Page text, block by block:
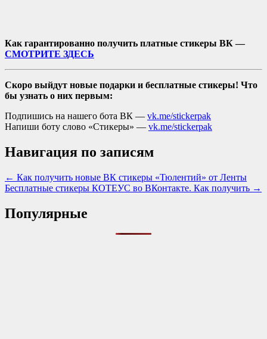
Как гарантированно получить платные стикеры ВК —
СМОТРИТЕ ЗДЕСЬ
Скоро выйдут новые подарки и бесплатные стикеры! Что
бы узнать о них первым:
Подпишись на нашего бота ВК — vk.me/stickerpak
Напиши боту слово «Стикеры» — vk.me/stickerpak
Навигация по записям
← Как получить новые ВК стикеры «Тюлентий» от Ленты
Бесплатные стикеры КОТЕУС во ВКонтакте. Как получить →
Популярные